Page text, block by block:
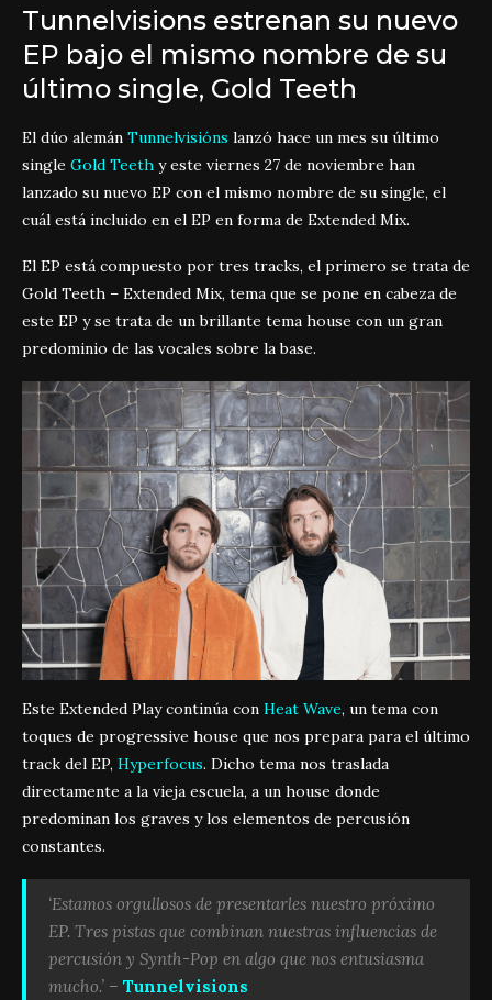
Tunnelvisions estrenan su nuevo
EP bajo el mismo nombre de su
último single, Gold Teeth
El dúo alemán Tunnelvisións lanzó hace un mes su último
single Gold Teeth y este viernes 27 de noviembre han
lanzado su nuevo EP con el mismo nombre de su single, el
cuál está incluido en el EP en forma de Extended Mix.
El EP está compuesto por tres tracks, el primero se trata de
Gold Teeth – Extended Mix, tema que se pone en cabeza de
este EP y se trata de un brillante tema house con un gran
predominio de las vocales sobre la base.
Este Extended Play continúa con Heat Wave, un tema con
toques de progressive house que nos prepara para el último
track del EP, Hyperfocus. Dicho tema nos traslada
directamente a la vieja escuela, a un house donde
predominan los graves y los elementos de percusión
constantes.
‘Estamos orgullosos de presentarles nuestro próximo
EP. Tres pistas que combinan nuestras influencias de
percusión y Synth-Pop en algo que nos entusiasma
mucho.’ – Tunnelvisions